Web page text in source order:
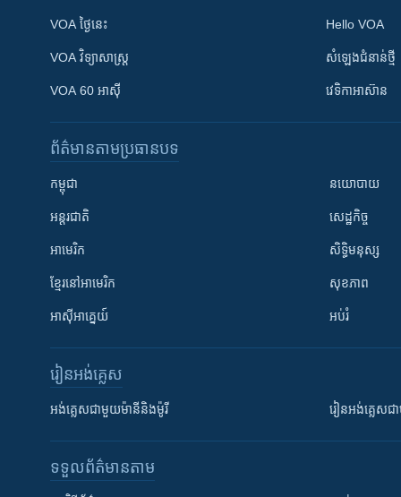
VOA ថ្ងៃនេះ
VOA ​វិទ្យាសាស្ត្រ
VOA 60 អាស៊ី
Hello VOA
សំឡេង​ជំនាន់​ថ្មី
វេទិកា​អាស៊ាន
ព័ត៌មាន​តាមប្រធានបទ​
កម្ពុជា
អន្តរជាតិ
អាមេរិក
ខ្មែរ​នៅអាមេរិក
អាស៊ីអាគ្នេយ៍
នយោបាយ
សេដ្ឋកិច្ច
សិទ្ធិមនុស្ស
សុខភាព
អប់រំ
រៀន​​អង់គ្លេស
អង់គ្លេស​ជាមួយ​ម៉ានី​និង​ម៉ូរី រៀន​​​​​​អង់គ្លេស​​
ទទួល​ព័ត៌មាន​តាម